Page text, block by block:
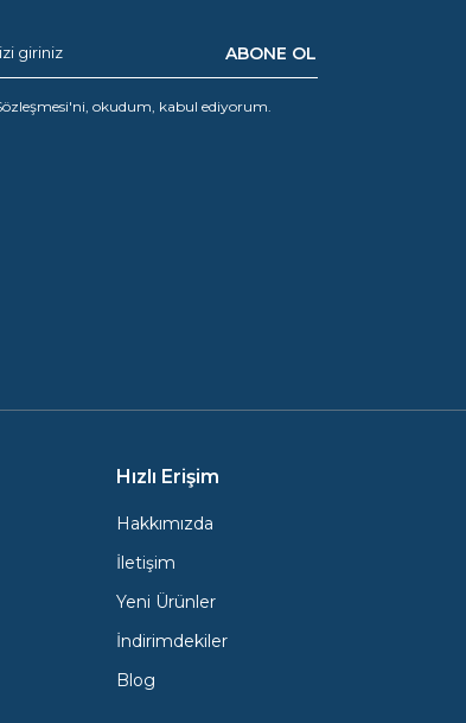
ABONE OL
, okudum, kabul ediyorum.
Hızlı Erişim
Hakkımızda
İletişim
Yeni Ürünler
İndirimdekiler
Blog